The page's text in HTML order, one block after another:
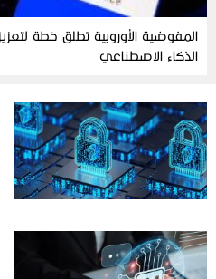
المفوضية الأوروبية تطلق خطة
الذكاء الاصطناعي